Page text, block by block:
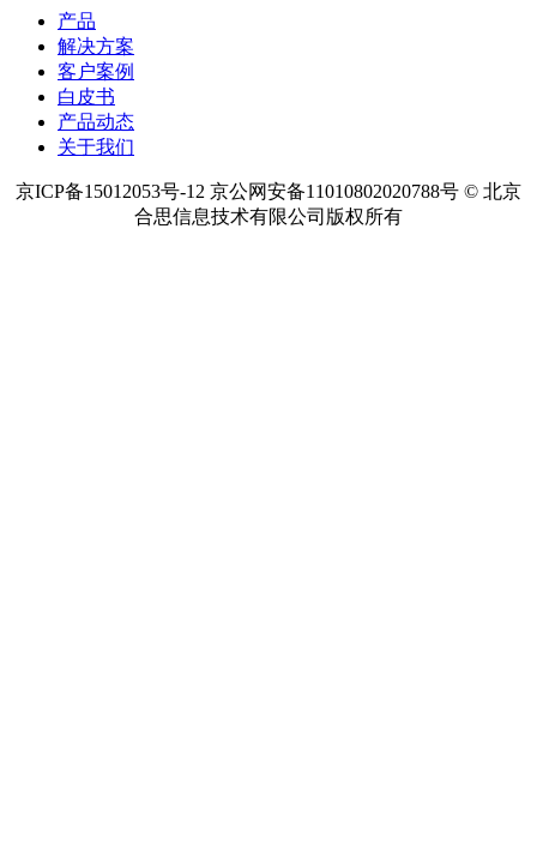
产品
解决方案
客户案例
白皮书
产品动态
关于我们
京ICP备15012053号-12 京公网安备11010802020788号 © 北京
合思信息技术有限公司版权所有